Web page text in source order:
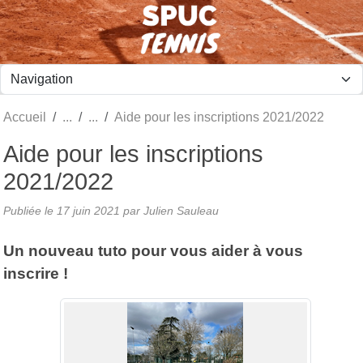
Accueil Aide pour les inscriptions 2021/2022
Aide pour les inscriptions
2021/2022
Publiée le 17 juin 2021 par Julien Sauleau
Un nouveau tuto pour vous aider à vous
inscrire !
Panneau de gestion des cookies